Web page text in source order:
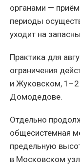
органами —
периоды
уходит на
Практика для
ограничения
и Жуковском, 1–2
Домодедове.
Отдельно
общесистемная
предельную
в Московском